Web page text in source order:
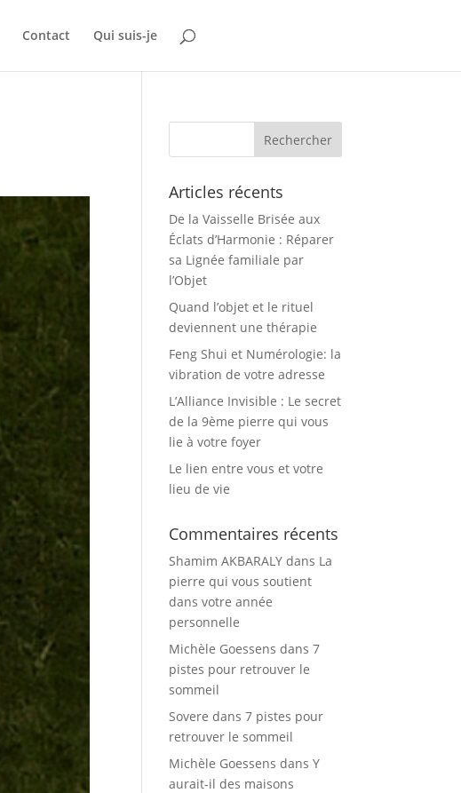
Contact Qui suis-je
Articles récents
De la Vaisselle Brisée aux
Éclats d’Harmonie : Réparer
sa Lignée familiale par
l’Objet
Quand l’objet et le rituel
deviennent une thérapie
Feng Shui et Numérologie: la
vibration de votre adresse
L’Alliance Invisible : Le secret
de la 9ème pierre qui vous
lie à votre foyer
Le lien entre vous et votre
lieu de vie
Commentaires récents
Shamim AKBARALY dans La
pierre qui vous soutient
dans votre année
personnelle
Michèle Goessens dans7
pistes pour retrouver le
sommeil
Sovere dans7 pistes pour
retrouver le sommeil
Michèle Goessens dansY
aurait-il des maisons